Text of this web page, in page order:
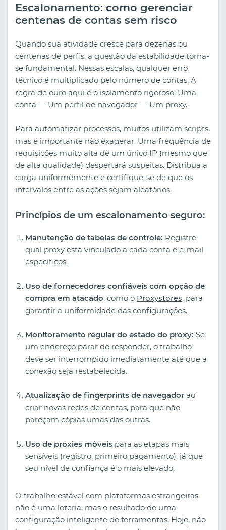
Escalonamento: como gerenciar
centenas de contas sem risco
Quando sua atividade cresce para dezenas ou
centenas de perfis, a questão da estabilidade torna-
se fundamental. Nessas escalas, qualquer erro
técnico é multiplicado pelo número de contas. A
regra de ouro aqui é o isolamento rigoroso: Uma
conta — Um perfil de navegador — Um proxy.
Para automatizar processos, muitos utilizam scripts,
mas é importante não exagerar. Uma frequência de
requisições muito alta de um único IP (mesmo que
de alta qualidade) despertará suspeitas. Distribua a
carga uniformemente e certifique-se de que os
intervalos entre as ações sejam aleatórios.
Princípios de um escalonamento seguro:
Manutenção de tabelas de controle: Registre
qual proxy está vinculado a cada conta e e-mail
específicos.
Uso de fornecedores confiáveis com opção de
compra em atacado, como o Proxystores, para
garantir a uniformidade das configurações.
Monitoramento regular do estado do proxy: Se
um endereço parar de responder, o trabalho
deve ser interrompido imediatamente até que a
conexão seja restabelecida.
Atualização de fingerprints de navegador ao
criar novas redes de contas, para que não
pareçam cópias umas das outras.
Uso de proxies móveis para as etapas mais
sensíveis (registro, primeiro pagamento), já que
seu nível de confiança é o mais elevado.
O trabalho estável com plataformas estrangeiras
não é uma loteria, mas o resultado de uma
configuração inteligente de ferramentas. Hoje, não